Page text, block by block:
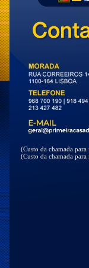
(Custo da chamada
(Custo da chamada